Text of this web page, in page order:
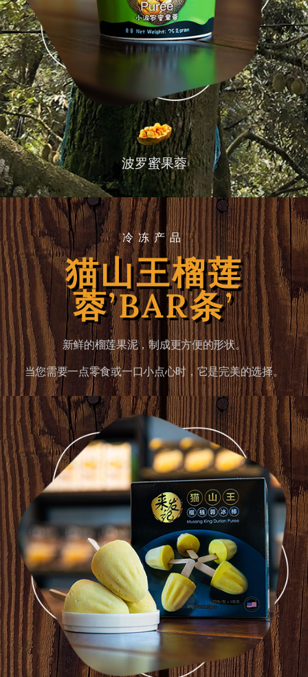
波罗蜜果蓉
冷冻产品
猫山王榴莲
蓉’BAR条’
新鲜的榴莲果泥，制成更方便的形状。
当您需要一点零食或一口小点心时，它是完美的选择。